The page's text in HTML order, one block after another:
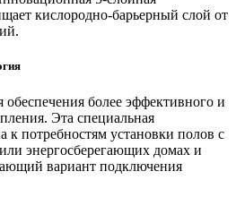
кислородно-барьерный слой от
более эффективного и
Эта специальная
к потребностям установки полов с
энергосберегающих домах и
вариант подключения